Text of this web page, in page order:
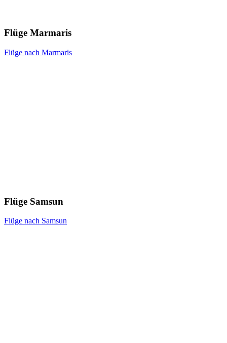
Flüge Marmaris
Flüge nach Marmaris
Flüge Samsun
Flüge nach Samsun